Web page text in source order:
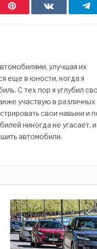
Pinterest ВКонтакте
улучшая их
еще в юности, когда я
С тех пор я углубил
участвую в различных
свои навыки и
никогда не угасает, и
автомобили.